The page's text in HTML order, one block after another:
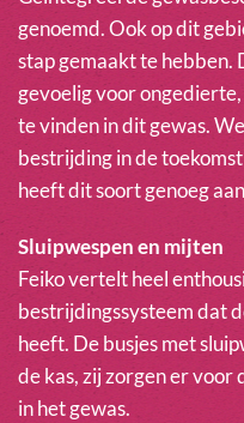
genoemd. Ook op dit
stap gemaakt te
gevoelig voor
te vinden in dit gewas.
bestrijding in de
heeft dit soort genoeg
Sluipwespen en mijten
Feiko vertelt heel
bestrijdingssysteem dat
heeft. De busjes met
de kas, zij zorgen er voor
in het gewas.